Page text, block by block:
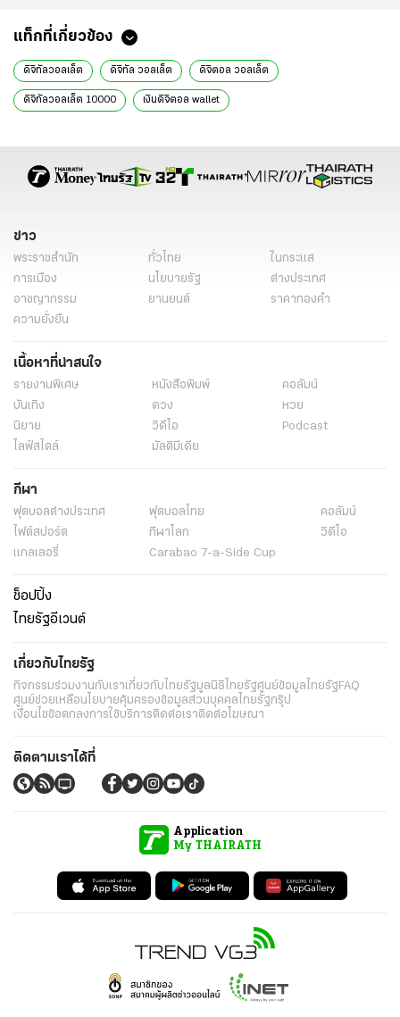
แท็กที่เกี่ยวข้อง
ดิจิทัลวอลเล็ต ดิจิทัล วอลเล็ต ดิจิตอล วอลเล็ต
ดิจิทัลวอลเล็ต 10000 เงินดิจิตอล wallet
ดิจิทัล วอ ล เล็ ต 10000 ล่าสุด ดิจิทัลวอลเล็ต 10000 ล่าสุด
นายจุลพันธ์ อมรวิวัฒน์ คนจน
โครงการสวัสดิการแห่งรัฐ
รายงานพิเศษ
ข่าว
พระราชสำนัก ทั่วไทย
ในกระแส
การเมือง
นโยบายรัฐ
ต่างประเทศ
อาชญากรรม
ยานยนต์
ราคาทองคำ
ความยั่งยืน
เนื้อหาที่น่าสนใจ
รายงานพิเศษ หนังสือพิมพ์
คอลัมน์
บันเทิง
ดวง
หวย
นิยาย
วิดีโอ
Podcast
ไลฟ์สไตล์
มัลติมีเดีย
กีฬา
ฟุตบอลต่่างประเทศ ฟุตบอลไทย
คอลัมน์
ไฟต์สปอร์ต
กีฬาโลก
วิดีโอ
แกลเลอรี่
Carabao 7-a-Side Cup
ช็อปปิ้ง
ไทยรัฐอีเวนต์
เกี่ยวกับไทยรัฐ
กิจกรรมร่วมงานกับเราเกี่ยวกับไทยรัฐมูลนิธิไทยรัฐศูนย์ข้อมูลไทยรัฐFAQ
ศูนย์ช่วยเหลือนโยบายคุ้มครองข้อมูลส่วนบุคคลไทยรัฐกรุ๊ป
เงื่อนไขข้อตกลงการใช้บริการติดต่อเราติดต่อโฆษณา
ติดตามเราได้ที่
Application
My THAIRATH